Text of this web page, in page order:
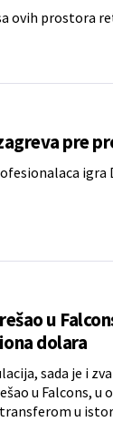
ovih prostora
pre
u
dolara
sada je i
u Falcons,
u